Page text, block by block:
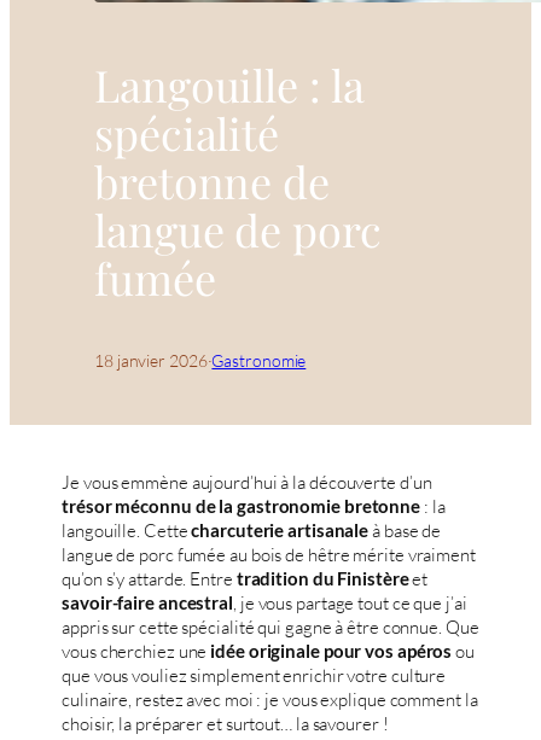
Langouille : la
spécialité
bretonne de
langue de porc
fumée
18 janvier 2026·Gastronomie
Je vous emmène aujourd’hui à la découverte d’un
trésor méconnu de la gastronomie bretonne : la
langouille. Cettecharcuterie artisanaleà base de
langue de porc fumée au bois de hêtre mérite vraiment
qu’on s’y attarde. Entre tradition du Finistèreet
savoir-faire ancestral , je vous partage tout ce que j’ai
appris sur cette spécialité qui gagne à être connue. Que
vous cherchiez une idée originale pour vos apéros ou
que vous vouliez simplement enrichir votre culture
culinaire, restez avec moi : je vous explique comment la
choisir, la préparer et surtout… la savourer !